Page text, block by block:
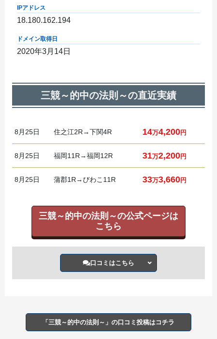
IPアドレス
18.180.162.194
ドメイン取得日
2020年3月14日
三競～的中の法則～の直近実績
8月 25日 住之江2R→下関4R 14万4,200円
8月 25日 福岡11R→福岡12R 31万2,200円
8月 25日 蒲郡1R→びわこ11R 33万3,660円
三競～的中の法則～の公式ページは
こちら
口コミはこちら
「三競～的中の法則～」の口コミ投稿はコチラ